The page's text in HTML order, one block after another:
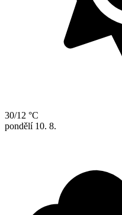
30/12 °C
pondělí 10. 8.